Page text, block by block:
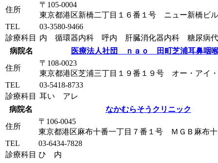
住所
〒105-0004
東京都港区新橋二丁目１６番１号 ニュー新橋ビ
TEL
03-3580-9466
診療科目
内 循環器内科 呼内 肝臓消化器内科 糖尿病代
病院名
医療法人社団 ｎａｏ 田町芝浦耳鼻咽
住所
〒108-0023
東京都港区芝浦三丁目１９番１９号 オー・アイ
TEL
03-5418-8733
診療科目 耳い アレ
病院名
なかむらそうクリニック
住所
〒106-0045
東京都港区麻布十番一丁目７番１号 ＭＧＢ麻布
TEL
03-6434-7828
診療科目 ひ 内